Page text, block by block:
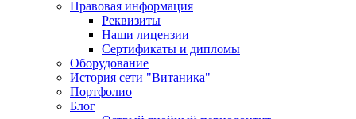
Правовая информация
Реквизиты
Наши лицензии
Сертификаты и дипломы
Оборудование
История сети "Витаника"
Портфолио
Блог